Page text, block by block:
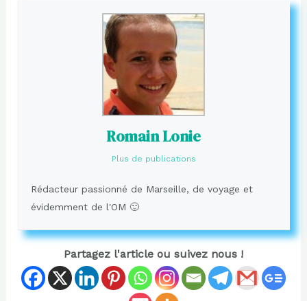
Romain Lonie
Plus de publications
Rédacteur passionné de Marseille, de voyage et
évidemment de l'OM 🙂
Partagez l'article ou suivez nous !